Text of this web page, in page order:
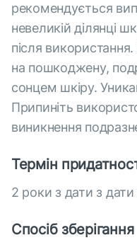
рекомендується
невеликій ділянці
після
на пошкоджену,
сонцем шкіру.
Припиніть
виникнення
Термін
2 роки з дати з
Спосіб зберігання